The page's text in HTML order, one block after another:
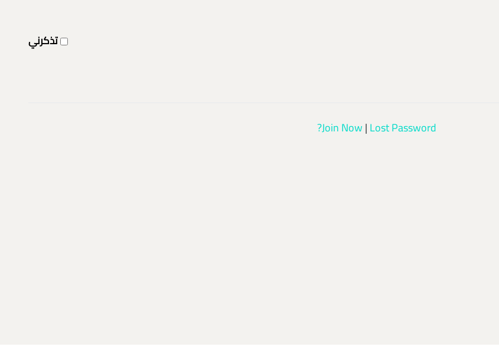
تذكرني
Join Now|Lost Password?